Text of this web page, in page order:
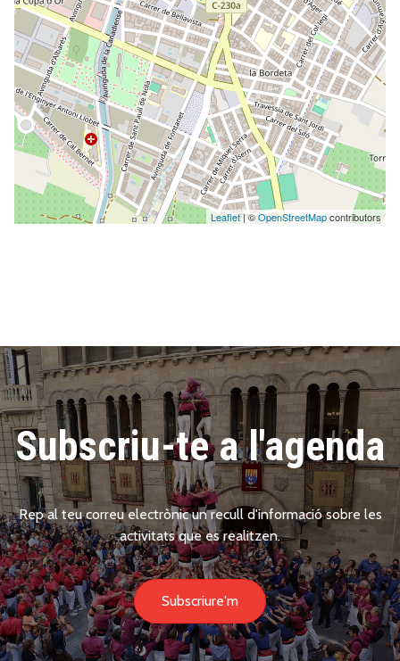
Leaflet| ©OpenStreetMapcontributors
Subscriu-te a l'agenda
Rep al teu correu electrònic un recull d'informació sobre les
activitats que es realitzen.
Subscriure'm